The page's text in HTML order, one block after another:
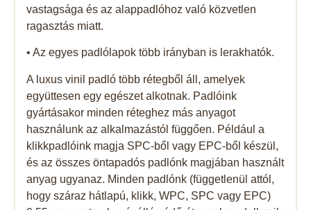
vastagsága és az alappadlóhoz való közvetlen
ragasztás miatt.
• Az egyes padlólapok több irányban is lerakhatók.
A luxus vinil padló több rétegből áll, amelyek
együttesen egy egészet alkotnak. Padlóink ​​
gyártásakor minden réteghez más anyagot
használunk az alkalmazástól függően. Például a
klikkpadlóink ​​magja SPC-ből vagy EPC-ből készül,
és az összes öntapadós padlónk magjában használt
anyag ugyanaz. Minden padlónk (függetlenül attól,
hogy száraz hátlapú, klikk, WPC, SPC vagy EPC)